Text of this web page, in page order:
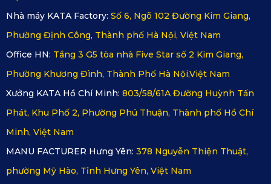
thể làm sạch thảm mà không cần phải tốn quá nhiều công
sức. Điều này giúp tiết kiệm thời gian cho những người tài
xế bận rộn, luôn phải vận hành xe trong nhiều giờ liên tục.
Nhà máy KATA Factory: Số 6, Ngõ 102 Đường Kim Giang,
Phường Định Công, Thành phố Hà Nội, Việt Nam
Office HN: Tầng 3 G5 tòa nhà Five Star số 2 Kim Giang,
Phường Khương Đình, Thành Phố Hà Nội,Việt Nam
Xưởng KATA Hồ Chí Minh: 803/58/61A Đường Huỳnh Tấn
Phát, Khu Phố 2, Phường Phú Thuận, Thành phố Hồ Chí
Minh, Việt Nam
MANU FACTURER Hưng Yên: 378 Nguyễn Thiện Thuật,
phường Mỹ Hào, Tỉnh Hưng Yên, Việt Nam